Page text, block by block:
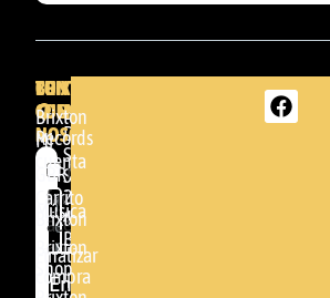
BRIXTON
DENDA -
SHOP
Somera
24
48005 -
BILBAO
(+34)
BRIXTON
Brixton
Records
GBR
Música
Brixton
Shop
TU
CUENTA
Mi
cuenta
Carrito
Brixton
Finalizar
compra
CONTACTA
CON
NOSOTROS
Por
favor,
acepta
nuestra
política de
Enviar